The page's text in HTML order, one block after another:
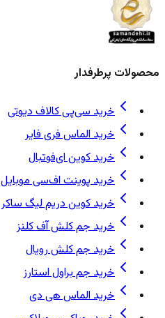
محصولات پرطرفدار
خرید سی‌پی کالاف دیوتی
خرید الماس فری فایر
خرید کوین ای‌فوتبال
خرید پوینت اف‌سی موبایل
خرید کوین دریم لیگ ساکر
خرید جم کلش آف کلنز
خرید جم کلش رویال
خرید جم براول استارز
خرید الماس هی دی